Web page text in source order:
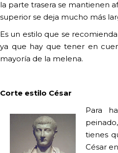
la parte trasera se mantienen
superior se deja mucho más
Es un estilo que se
ya que hay que tener en
mayoría de la melena.
Corte estilo César
Para
tienes
César